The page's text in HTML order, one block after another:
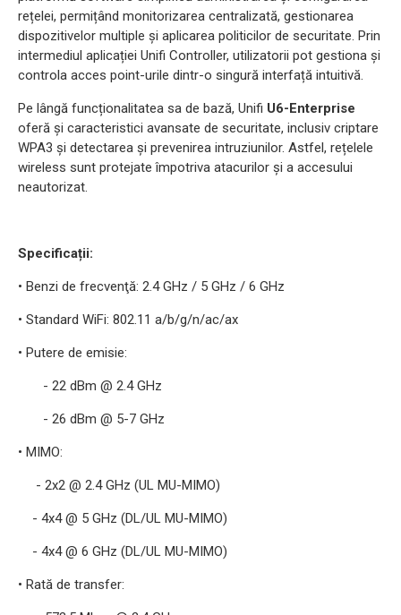
rețelei, permițând monitorizarea centralizată, gestionarea
dispozitivelor multiple și aplicarea politicilor de securitate. Prin
intermediul aplicației Unifi Controller, utilizatorii pot gestiona și
controla acces point-urile dintr-o singură interfață intuitivă.
Pe lângă funcționalitatea sa de bază, Unifi U6-Enterprise
oferă și caracteristici avansate de securitate, inclusiv criptare
WPA3 și detectarea și prevenirea intruziunilor. Astfel, rețelele
wireless sunt protejate împotriva atacurilor și a accesului
neautorizat.
Specificații:
• Benzi de frecvenţă: 2.4 GHz / 5 GHz / 6 GHz
• Standard WiFi: 802.11 a/b/g/n/ac/ax
• Putere de emisie:
- 22 dBm @ 2.4 GHz
- 26 dBm @ 5-7 GHz
• MIMO:
- 2x2 @ 2.4 GHz (UL MU-MIMO)
- 4x4 @ 5 GHz (DL/UL MU-MIMO)
- 4x4 @ 6 GHz (DL/UL MU-MIMO)
• Rată de transfer: